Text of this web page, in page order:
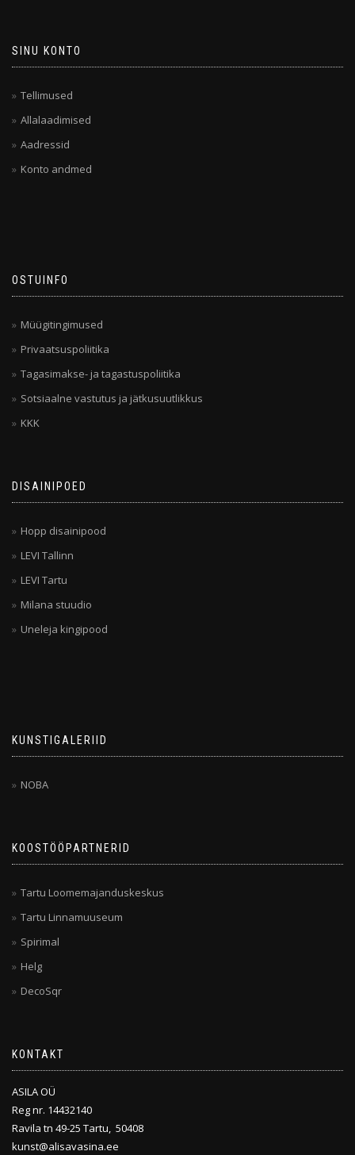
SINU KONTO
Tellimused
Allalaadimised
Aadressid
Konto andmed
OSTUINFO
Müügitingimused
Privaatsuspoliitika
Tagasimakse- ja tagastuspoliitika
Sotsiaalne vastutus ja jätkusuutlikkus
KKK
DISAINIPOED
Hopp disainipood
LEVI Tallinn
LEVI Tartu
Milana stuudio
Uneleja kingipood
KUNSTIGALERIID
NOBA
KOOSTÖÖPARTNERID
Tartu Loomemajanduskeskus
Tartu Linnamuuseum
Spirimal
Helg
DecoSqr
KONTAKT
ASILA OÜ
Reg nr. 14432140
Ravila tn 49-25 Tartu, 50408
kunst@alisavasina.ee